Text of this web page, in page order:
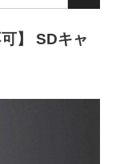
】 SDキャ